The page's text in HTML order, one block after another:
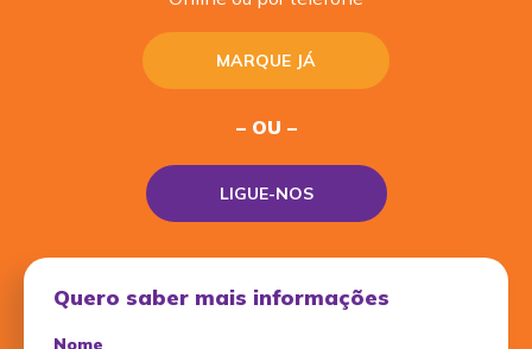
MARQUE JÁ
– OU –
LIGUE-NOS
Quero saber mais informações